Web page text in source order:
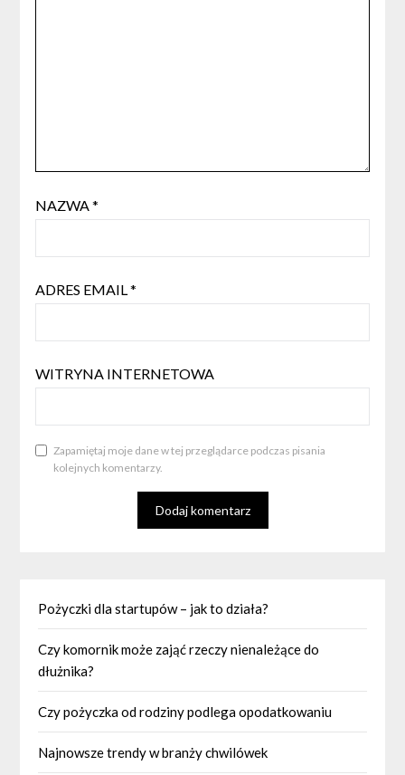
NAZWA *
ADRES EMAIL *
WITRYNA INTERNETOWA
Zapamiętaj moje dane w tej przeglądarce podczas pisania
kolejnych komentarzy.
Pożyczki dla startupów – jak to działa?
Czy komornik może zająć rzeczy nienależące do
dłużnika?
Czy pożyczka od rodziny podlega opodatkowaniu
Najnowsze trendy w branży chwilówek